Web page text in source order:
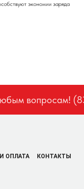
экономии заряда
вопросам!
ОПЛАТА КОНТАКТЫ